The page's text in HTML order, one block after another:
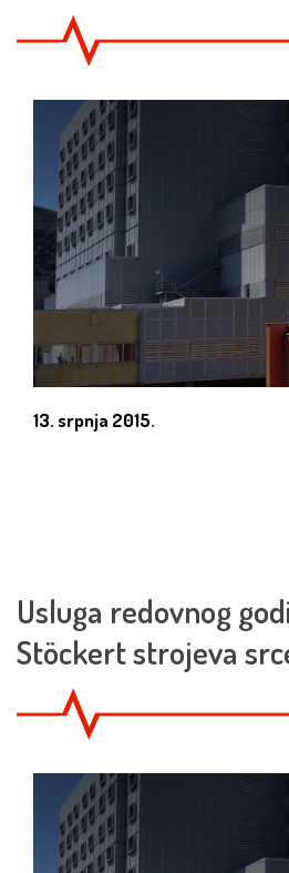
13. srpnja 2015.
Usluga redovnog
Stöckert strojeva